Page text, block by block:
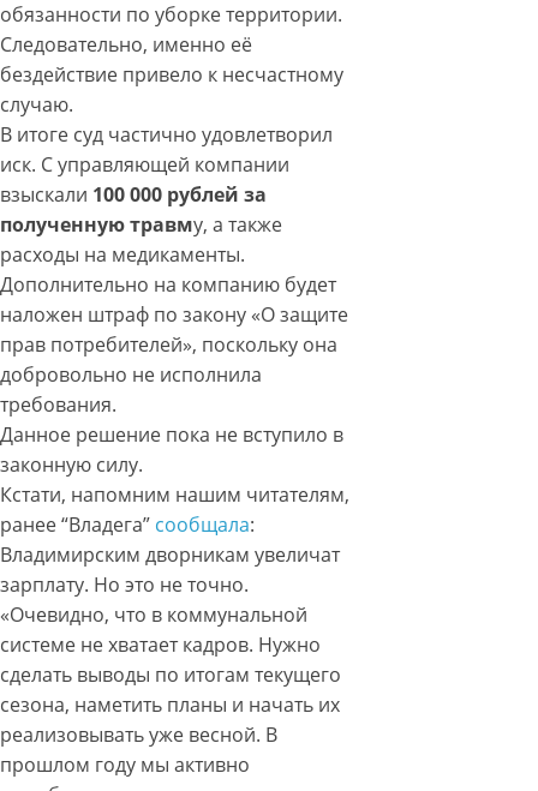
обязанности по уборке территории.
Следовательно, именно её
бездействие привело к несчастному
случаю.
В итоге суд частично удовлетворил
иск. С управляющей компании
взыскали 100 000 рублей за
полученную травму, а также
расходы на медикаменты.
Дополнительно на компанию будет
наложен штраф по закону «О защите
прав потребителей», поскольку она
добровольно не исполнила
требования.
Данное решение пока не вступило в
законную силу.
Кстати, напомним нашим читателям,
ранее “Владега” сообщала:
Владимирским дворникам увеличат
зарплату. Но это не точно.
«Очевидно, что в коммунальной
системе не хватает кадров. Нужно
сделать выводы по итогам текущего
сезона, наметить планы и начать их
реализовывать уже весной. В
прошлом году мы активно